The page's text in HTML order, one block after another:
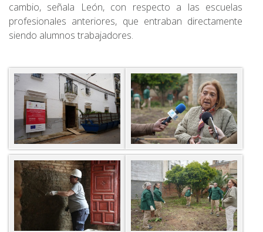
cambio, señala León, con respecto a las escuelas
profesionales anteriores, que entraban directamente
siendo alumnos trabajadores.